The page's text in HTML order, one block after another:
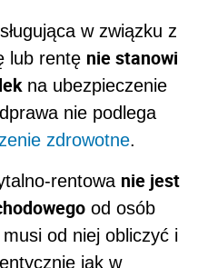
w związku z
lub rentę nie stanowi
na ubezpieczenie
nie podlega
zdrowotne.
rentowa nie jest
od osób
od niej obliczyć i
jak w